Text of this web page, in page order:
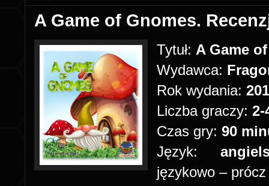
A Game of Gnomes.
Tytuł: A Game
Wydawca:
Rok wydania:
Liczba graczy: 2-
Czas gry: 90
Język:
językowo –